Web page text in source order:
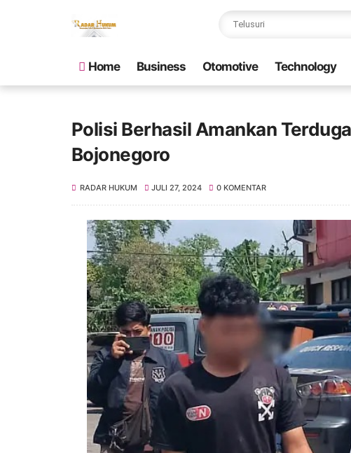
Home Business Otomotive Technology
Polisi Berhasil Amankan
Bojonegoro
RADAR HUKUM JULI 27, 2024 0 KOMENTAR